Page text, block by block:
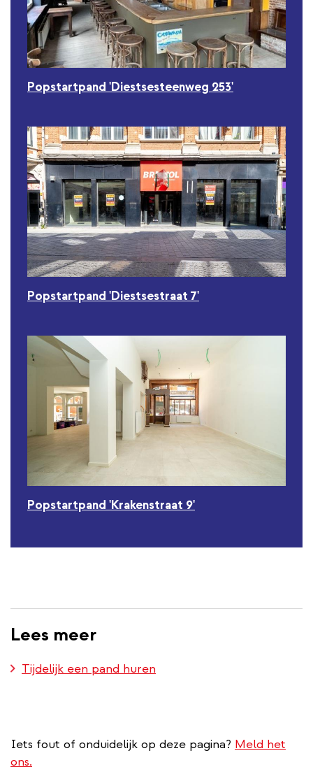
Popstartpand 'Diestsesteenweg 253'
Popstartpand 'Diestsestraat 7'
Popstartpand 'Krakenstraat 9'
Lees meer
Tijdelijk een pand huren
Iets fout of onduidelijk op deze pagina? Meld het
ons.